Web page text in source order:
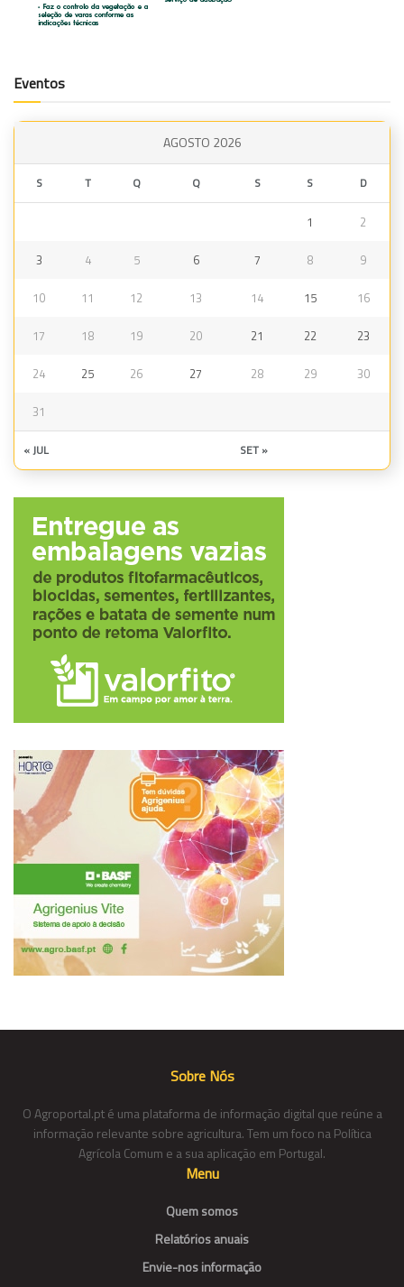
Eventos
AGOSTO 2026
S T Q Q S S D
1 2
3 4 5 6 7 8 9
10 11 12 13 14 15 16
17 18 19 20 21 22 23
24 25 26 27 28 29 30
31
« JUL SET »
Sobre Nós
O Agroportal.pt é uma plataforma de informação digital que reúne a
informação relevante sobre agricultura. Tem um foco na Política
Agrícola Comum e a sua aplicação em Portugal.
Menu
Quem somos
Relatórios anuais
Envie-nos informação